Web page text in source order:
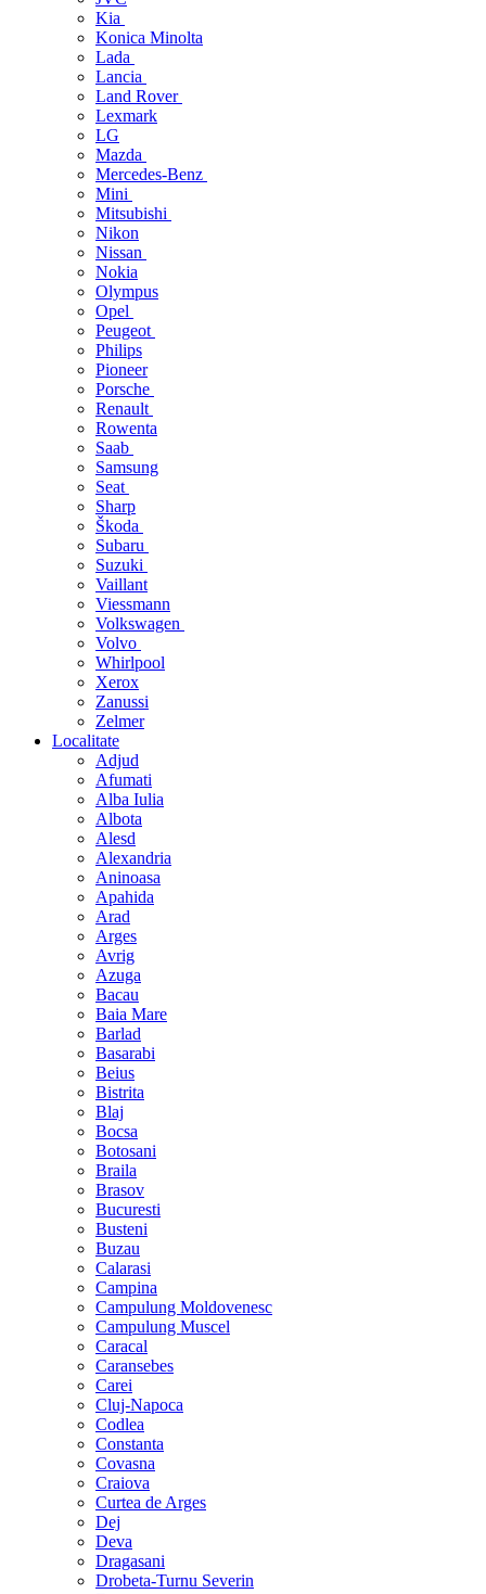
Kia
Konica Minolta
Lada
Lancia
Land Rover
Lexmark
LG
Mazda
Mercedes-Benz
Mini
Mitsubishi
Nikon
Nissan
Nokia
Olympus
Opel
Peugeot
Philips
Pioneer
Porsche
Renault
Rowenta
Saab
Samsung
Seat
Sharp
Škoda
Subaru
Suzuki
Vaillant
Viessmann
Volkswagen
Volvo
Whirlpool
Xerox
Zanussi
Zelmer
Localitate
Adjud
Afumati
Alba Iulia
Albota
Alesd
Alexandria
Aninoasa
Apahida
Arad
Arges
Avrig
Azuga
Bacau
Baia Mare
Barlad
Basarabi
Beius
Bistrita
Blaj
Bocsa
Botosani
Braila
Brasov
Bucuresti
Busteni
Buzau
Calarasi
Campina
Campulung Moldovenesc
Campulung Muscel
Caracal
Caransebes
Carei
Cluj-Napoca
Codlea
Constanta
Covasna
Craiova
Curtea de Arges
Dej
Deva
Dragasani
Drobeta-Turnu Severin